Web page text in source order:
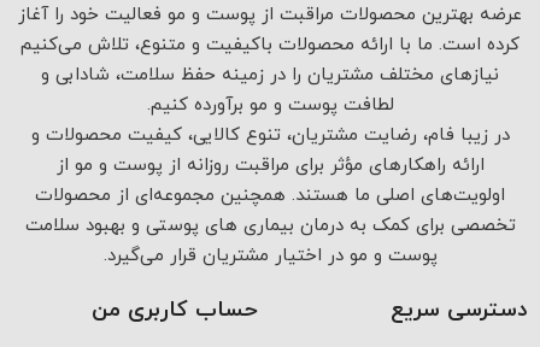
عرضه بهترین محصولات مراقبت از پوست و مو فعالیت خود را آغاز
کرده است. ما با ارائه محصولات باکیفیت و متنوع، تلاش می‌کنیم
نیازهای مختلف مشتریان را در زمینه حفظ سلامت، شادابی و
لطافت پوست و مو برآورده کنیم.
در زیبا فام، رضایت مشتریان، تنوع کالایی، کیفیت محصولات و
ارائه راهکارهای مؤثر برای مراقبت روزانه از پوست و مو از
اولویت‌های اصلی ما هستند. همچنین مجموعه‌ای از محصولات
تخصصی برای کمک به درمان بیماری های پوستی و بهبود سلامت
پوست و مو در اختیار مشتریان قرار می‌گیرد.
دسترسی سریع حساب کاربری من